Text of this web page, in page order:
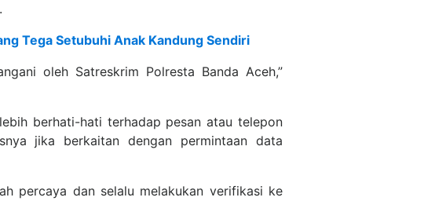
Tega Setubuhi Anak Kandung Sendiri
oleh Satreskrim Polresta Banda Aceh,”
berhati-hati terhadap pesan atau telepon
jika berkaitan dengan permintaan data
percaya dan selalu melakukan verifikasi ke